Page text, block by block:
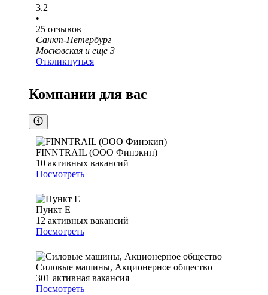
3.2
•
25 отзывов
Санкт-Петербург
Московская и еще 3
Откликнуться
Компании для вас
FINNTRAIL (ООО Финэкип)
10 активных вакансий
Посмотреть
Пункт Е
12 активных вакансий
Посмотреть
Силовые машины, Акционерное общество
301 активная вакансия
Посмотреть